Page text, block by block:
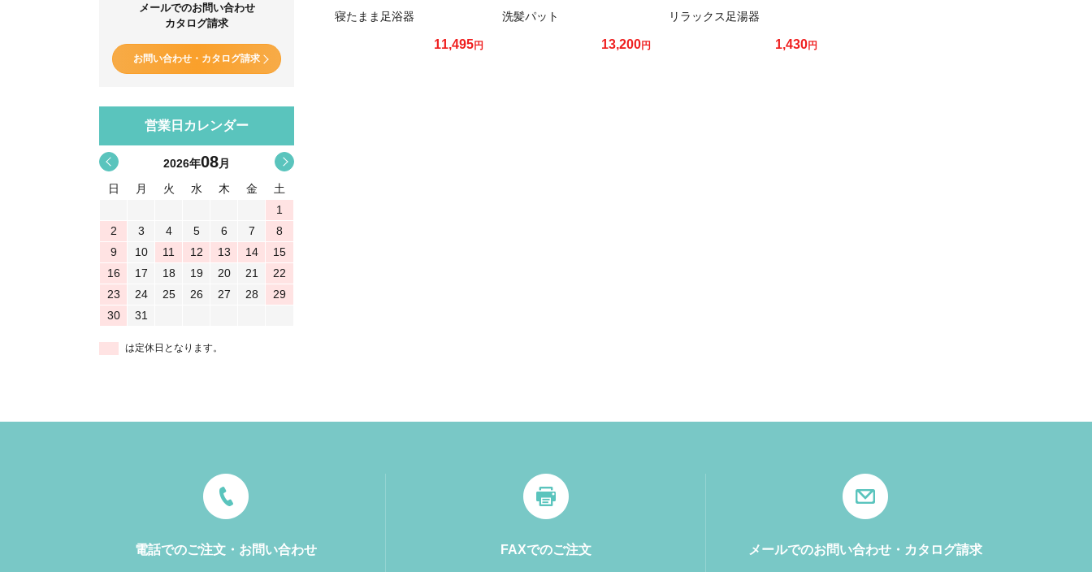
メールでのお問い合わせ
カタログ請求
お問い合わせ・カタログ請求
営業日カレンダー
< 2026年08月
日
月 火 水 木 金
土
1
2
3 4 5 6 7
8
9
10 11 12 13 14
15
16
17 18 19 20 21
22
23
24 25 26 27 28
29
30
31
は定休日となります。
寝たまま足浴器
11,495円
洗髪パット
13,200円
リラックス足湯器
1,430円
電話でのご注文・お問い合わせ FAXでのご注文 メールでのお問い合わせ・カタログ請求